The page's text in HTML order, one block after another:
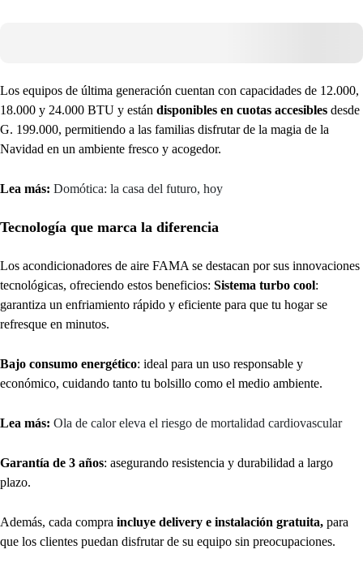
Los equipos de última generación cuentan con capacidades de 12.000,
18.000 y 24.000 BTU y están disponibles en cuotas accesibles desde
G. 199.000, permitiendo a las familias disfrutar de la magia de la
Navidad en un ambiente fresco y acogedor.
Lea más: Domótica: la casa del futuro, hoy
Tecnología que marca la diferencia
Los acondicionadores de aire FAMA se destacan por sus innovaciones
tecnológicas, ofreciendo estos beneficios: Sistema turbo cool:
garantiza un enfriamiento rápido y eficiente para que tu hogar se
refresque en minutos.
Bajo consumo energético: ideal para un uso responsable y
económico, cuidando tanto tu bolsillo como el medio ambiente.
Lea más: Ola de calor eleva el riesgo de mortalidad cardiovascular
Garantía de 3 años: asegurando resistencia y durabilidad a largo
plazo.
Además, cada compra incluye delivery e instalación gratuita, para
que los clientes puedan disfrutar de su equipo sin preocupaciones.